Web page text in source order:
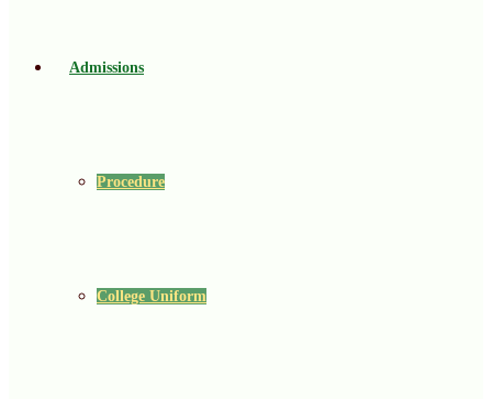
Admissions
Procedure
College Uniform